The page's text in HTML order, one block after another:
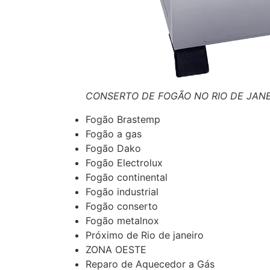
CONSERTO DE FOGÃO NO RIO DE
Fogão Brastemp
Fogão a gas
Fogão Dako
Fogão Electrolux
Fogão continental
Fogão industrial
Fogão conserto
Fogão metalnox
Próximo de Rio de janeiro
ZONA OESTE
Reparo de Aquecedor a Gás